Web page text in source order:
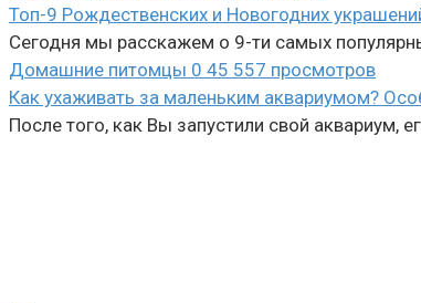
Топ-9 Рождественских и Новогодних
Сегодня мы расскажем о 9-ти самых
Домашние питомцы 0 45 557 просмотров
Как ухаживать за маленьким аквариумом?
После того, как Вы запустили свой аквариум,